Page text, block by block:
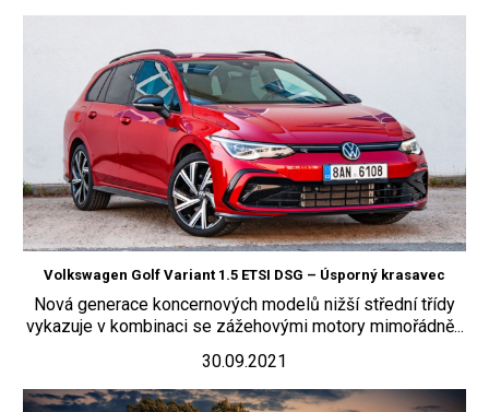
Volkswagen Golf Variant 1.5 ETSI DSG – Úsporný krasavec
Nová generace koncernových modelů nižší střední třídy
vykazuje v kombinaci se zážehovými motory mimořádně...
30.09.2021